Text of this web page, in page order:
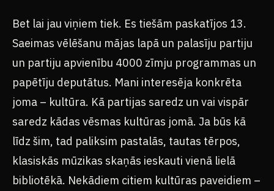
Bet lai jau viņiem tiek. Es tiešām paskatījos 13.
Saeimas vēlēšanu mājas lapā un palasīju partiju
un partiju apvienību 4000 zīmju programmas un
papētīju deputātus. Mani interesēja konkrēta
joma – kultūra. Kā partijas saredz un vai vispār
saredz kādas vēsmas kultūras jomā. Ja būs kā
līdz šim, tad paliksim pastalās, tautas tērpos,
klasiskās mūzikas skaņās ieskauti vienā lielā
bibliotēkā. Nekādiem citiem kultūras paveidiem –